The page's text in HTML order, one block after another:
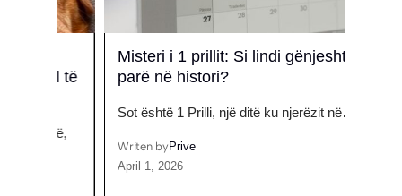
Misteri i 1 prillit: Si lindi gënjeshtra e
parë në histori?
Sot është 1 Prilli, një ditë ku njerëzit në…
Writen byPrive
April 1, 2026